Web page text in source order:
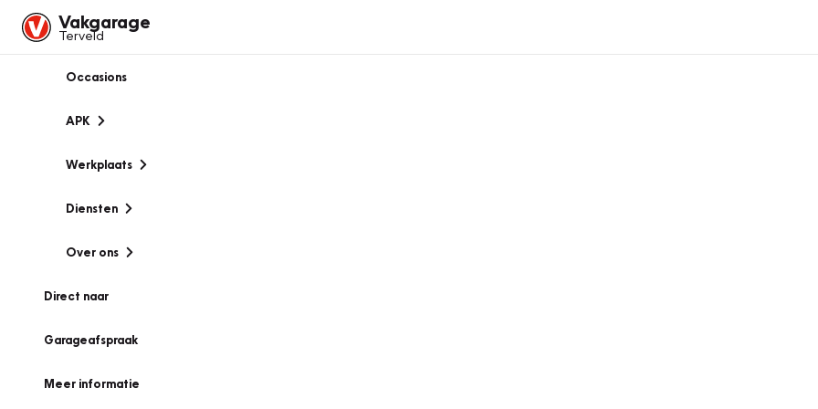
Vakgarage
Terveld
Occasions
APK
Werkplaats
Diensten
Over ons
Direct naar
Garageafspraak
Meer informatie